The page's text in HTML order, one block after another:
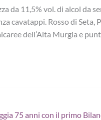
da 11,5% vol. di alcol da
cavatappi. Rosso di
dell’Alta Murgia e